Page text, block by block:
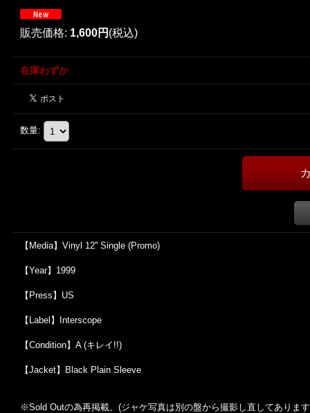
販売価格: 1,600円 (税込)
在庫わずか
数量:
【Media】Vinyl 12'' Single (Promo)
【Year】1999
【Press】US
【Label】Interscope
【Condition】A (キレイ!!)
【Jacket】Black Plain Sleeve
※Sold Outの為再掲載。(ジャケ写真は別の盤から撮影し直してありま